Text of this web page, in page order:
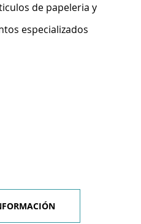
de papeleria y
especializados